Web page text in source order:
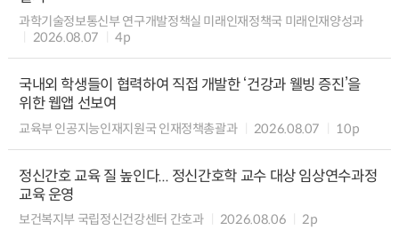
과학기술정보통신부 연구개발정책실 미래인재정책국 미래인재양성과
2026.08.07
4p
국내외 학생들이 협력하여 직접 개발한 ‘건강과 웰빙 증진’을
위한 웹앱 선보여
교육부 인공지능인재지원국 인재정책총괄과 2026.08.07 10p
정신간호 교육 질 높인다... 정신간호학 교수 대상 임상연수과정
교육 운영
보건복지부 국립정신건강센터 간호과 2026.08.06 2p